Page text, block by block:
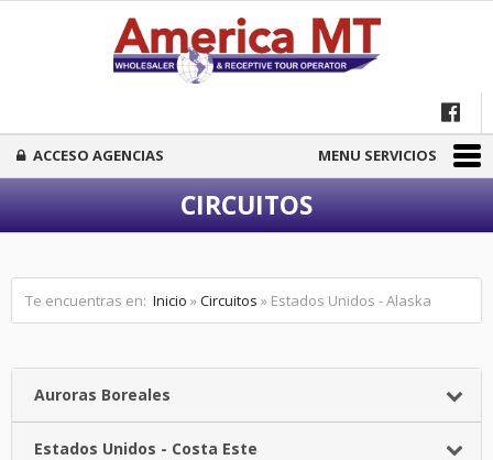
ACCESO AGENCIAS MENU SERVICIOS
CIRCUITOS
Te encuentras en: Inicio »Circuitos » Estados Unidos - Alaska
Auroras Boreales
Estados Unidos - Costa Este